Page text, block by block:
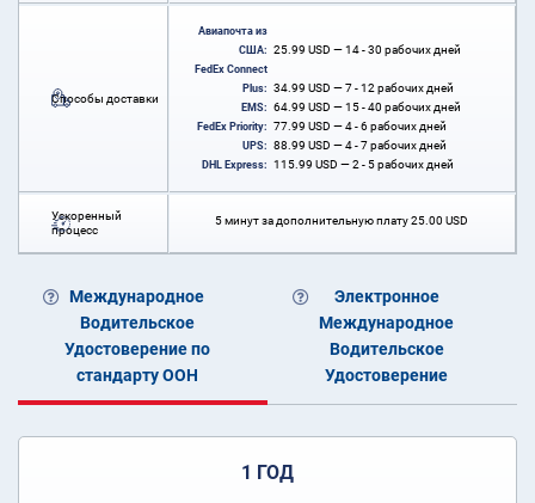
Способы доставки
Авиапочта из
США:
25.99 USD — 14 - 30 рабочих дней
FedEx Connect
Plus:
34.99 USD — 7 - 12 рабочих дней
EMS: 64.99 USD — 15 - 40 рабочих дней
FedEx Priority: 77.99 USD — 4 - 6 рабочих дней
UPS: 88.99 USD — 4 - 7 рабочих дней
DHL Express: 115.99 USD — 2 - 5 рабочих дней
Ускоренный
процесс
5 минут за дополнительную плату25.00 USD
Международное
Водительское
Удостоверение по
стандарту ООН
Электронное
Международное
Водительское
Удостоверение
1 ГОД